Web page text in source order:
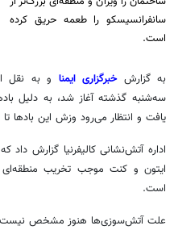
سانفرانسیسکو را طعمه حریق کرده
است.
به گزارش خبرگزاری ایمنا
سه‌شنبه گذشته آغاز شد، به دلیل
یافت و انتظار می‌رود وزش این بادها
اداره آتش‌نشانی کالیفرنیا گزارش
ایتون
است.
علت آتش‌سوزی‌ها هنوز مشخص نیست،